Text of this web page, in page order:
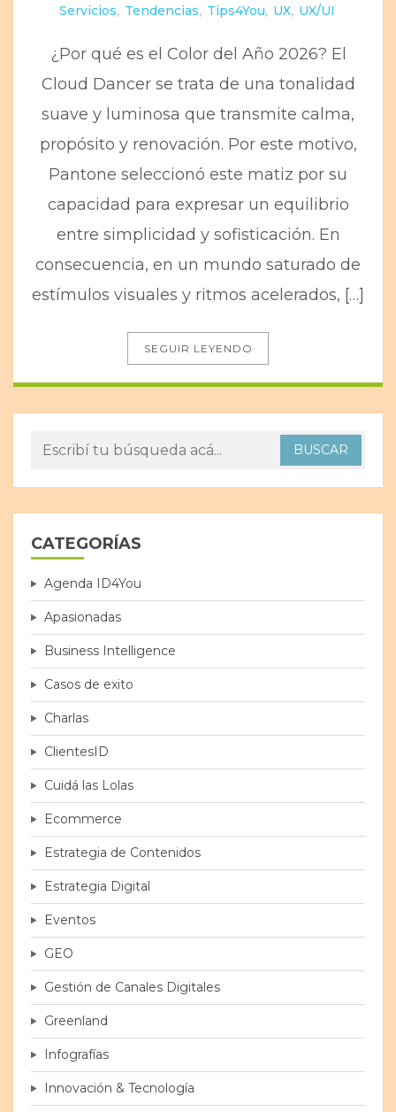
Servicios, Tendencias, Tips4You, UX, UX/UI
¿Por qué es el Color del Año 2026? El
Cloud Dancer se trata de una tonalidad
suave y luminosa que transmite calma,
propósito y renovación. Por este motivo,
Pantone seleccionó este matiz por su
capacidad para expresar un equilibrio
entre simplicidad y sofisticación. En
consecuencia, en un mundo saturado de
estímulos visuales y ritmos acelerados, […]
SEGUIR LEYENDO
CATEGORÍAS
Agenda ID4You
Apasionadas
Business Intelligence
Casos de exito
Charlas
ClientesID
Cuidá las Lolas
Ecommerce
Estrategia de Contenidos
Estrategia Digital
Eventos
GEO
Gestión de Canales Digitales
Greenland
Infografías
Innovación & Tecnología